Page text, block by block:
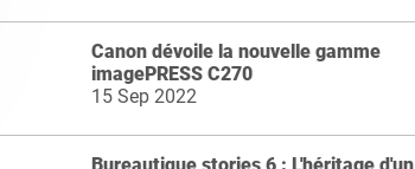
Canon dévoile la nouvelle gamme
imagePRESS C270
15 Sep 2022